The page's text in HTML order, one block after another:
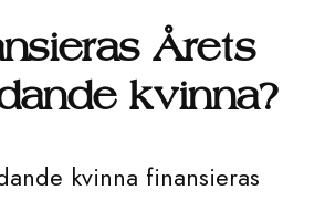
Årets
kvinna?
kvinna finansieras